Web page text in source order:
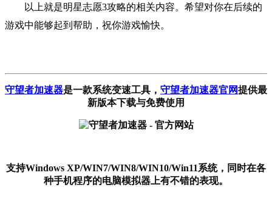
以上就是明星志愿3攻略的相关内容。希望对你在后续的
游戏中能够起到帮助，祝你游戏愉快。
守望者加速器是一款系统变速工具 ， 守望者加速器官网提供最
新版本下载与免费使用
支持Windows XP/WIN7/WIN8/WIN10/Win11系统，同时在各
种手机程序的电脑模拟器上有不错的表现。